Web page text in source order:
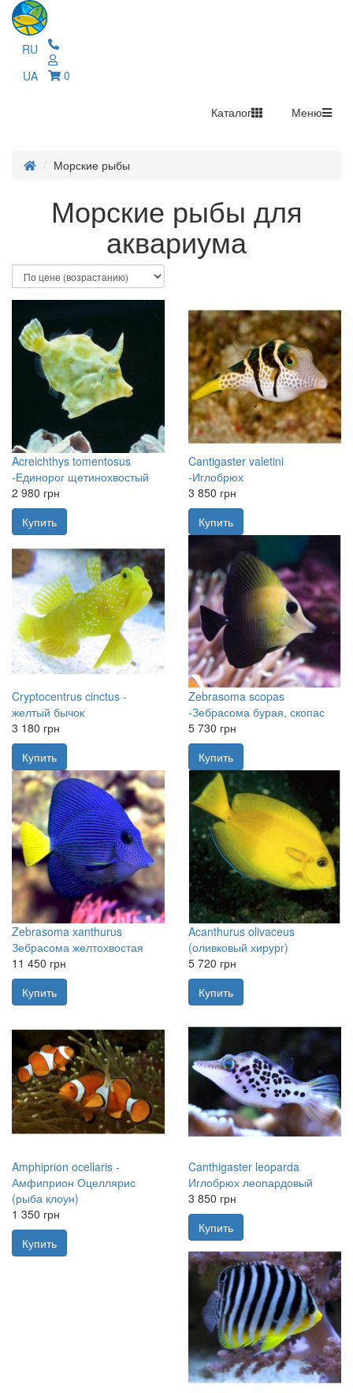
RU
UA
0
Меню
Каталог
Морские рыбы
Морские рыбы для
аквариума
Acreichthys tomentosus
-Единорог щетинохвостый
2 980 грн
Купить
Cantigaster valetini
-Иглобрюх
3 850 грн
Купить
Cryptocentrus cinctus -
желтый бычок
3 180 грн
Купить
Zebrasoma scopas
-Зебрасома бурая, скопас
5 730 грн
Купить
Zebrasoma xanthurus
Зебрасома желтохвостая
11 450 грн
Купить
Acanthurus olivaceus
(оливковый хирург)
5 720 грн
Купить
Amphiprion ocellaris -
Амфиприон Оцеллярис
(рыба клоун)
1 350 грн
Купить
Canthigaster leoparda
Иглобрюх леопардовый
3 850 грн
Купить